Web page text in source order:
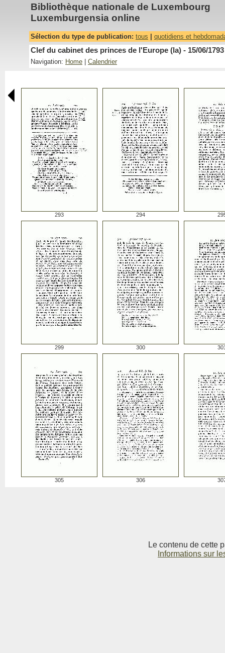
Bibliothèque nationale de Luxembourg
Luxemburgensia online
Sélection du type de publication: tous quotidiens et
Clef du cabinet des princes de l'Europe (la) - 15/06/1793
Navigation: Home Calendrier
293 294
299 300
305 306
Le contenu de cette
Informations sur